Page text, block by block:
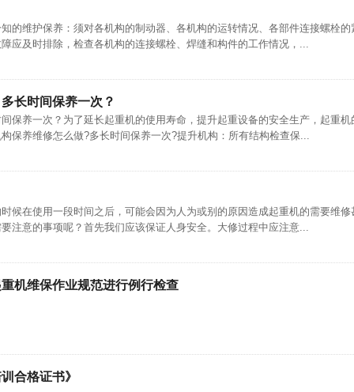
的维护保养：须对各机构的制动器、各机构的运转情况、各部件连接螺栓的
应及时排除，检查各机构的连接螺栓、焊缝和构件的工作情况，...
长时间保养一次？
保养一次？为了延长起重机的使用寿命，提升起重设备的安全生产，起重机
保养维修怎么做?多长时间保养一次?提升机构：所有结构检查保...
候在使用一段时间之后，可能会因为人为或别的原因造成起重机的需要维修
注意的事项呢？首先我们应该保证人身安全。大修过程中应注意...
机维保作业规范进行例行检查
合格证书》